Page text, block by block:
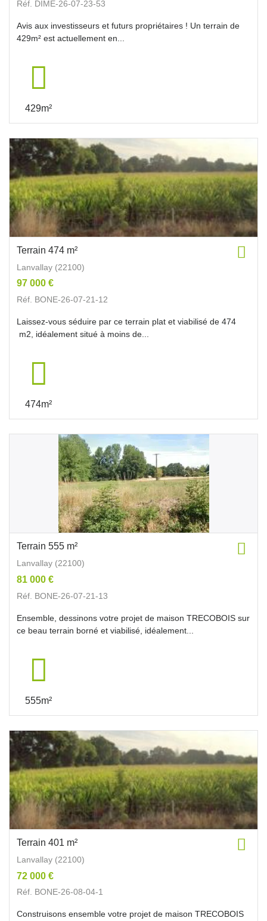
Réf. DIME-26-07-23-53
Avis aux investisseurs et futurs propriétaires ! Un terrain de
429m² est actuellement en...
429m²
Terrain 474 m²
Lanvallay (22100)
97 000 €
Réf. BONE-26-07-21-12
Laissez-vous séduire par ce terrain plat et viabilisé de 474
m2, idéalement situé à moins de...
474m²
Terrain 555 m²
Lanvallay (22100)
81 000 €
Réf. BONE-26-07-21-13
Ensemble, dessinons votre projet de maison TRECOBOIS sur
ce beau terrain borné et viabilisé, idéalement...
555m²
Terrain 401 m²
Lanvallay (22100)
72 000 €
Réf. BONE-26-08-04-1
Construisons ensemble votre projet de maison TRECOBOIS